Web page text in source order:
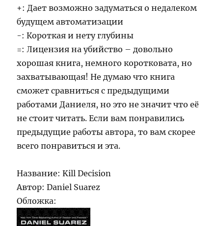
+: Дает возможно задуматься о недалеком
будущем автоматизации
-: Короткая и нету глубины
=: Лицензия на убийство – довольно
хорошая книга, немного коротковата, но
захватывающая! Не думаю что книга
сможет сравниться с предыдущими
работами Даниеля, но это не значит что её
не стоит читать. Если вам понравились
предыдущие работы автора, то вам скорее
всего понравиться и эта.
Название: Kill Decision
Автор: Daniel Suarez
Обложка: